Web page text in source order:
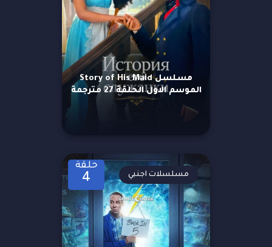
مسلسل Story of His Maid
الموسم الاول الحلقة 27 مترجمة
حلقة
4 مسلسلات اجنبي